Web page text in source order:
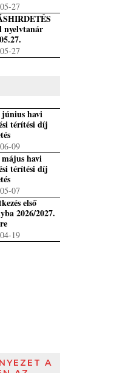
27
nyelvtanár
27
június havi
térítési díj
09
május havi
térítési díj
07
első
2026/2027.
19
A